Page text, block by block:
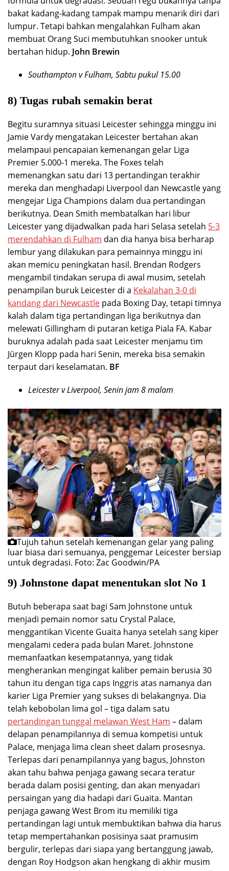
bakat kadang-kadang tampak mampu menarik diri dari
lumpur. Tetapi bahkan mengalahkan Fulham akan
membuat Orang Suci membutuhkan snooker untuk
bertahan hidup. John Brewin
Southampton v Fulham, Sabtu pukul 15.00
8) Tugas rubah semakin berat
Begitu suramnya situasi Leicester sehingga minggu ini
Jamie Vardy mengatakan Leicester bertahan akan
melampaui pencapaian kemenangan gelar Liga
Premier 5.000-1 mereka. The Foxes telah
memenangkan satu dari 13 pertandingan terakhir
mereka dan menghadapi Liverpool dan Newcastle yang
mengejar Liga Champions dalam dua pertandingan
berikutnya. Dean Smith membatalkan hari libur
Leicester yang dijadwalkan pada hari Selasa setelah 5-3
merendahkan di Fulham dan dia hanya bisa berharap
lembur yang dilakukan para pemainnya minggu ini
akan memicu peningkatan hasil. Brendan Rodgers
mengambil tindakan serupa di awal musim, setelah
penampilan buruk Leicester di a Kekalahan 3-0 di
kandang dari Newcastle pada Boxing Day, tetapi timnya
kalah dalam tiga pertandingan liga berikutnya dan
melewati Gillingham di putaran ketiga Piala FA. Kabar
buruknya adalah pada saat Leicester menjamu tim
Jürgen Klopp pada hari Senin, mereka bisa semakin
terpaut dari keselamatan. BF
Leicester v Liverpool, Senin jam 8 malam
Tujuh tahun setelah kemenangan gelar yang paling
luar biasa dari semuanya, penggemar Leicester bersiap
untuk degradasi. Foto: Zac Goodwin/PA
9) Johnstone dapat menentukan slot No 1
Butuh beberapa saat bagi Sam Johnstone untuk
menjadi pemain nomor satu Crystal Palace,
menggantikan Vicente Guaita hanya setelah sang kiper
mengalami cedera pada bulan Maret. Johnstone
memanfaatkan kesempatannya, yang tidak
mengherankan mengingat kaliber pemain berusia 30
tahun itu dengan tiga caps Inggris atas namanya dan
karier Liga Premier yang sukses di belakangnya. Dia
telah kebobolan lima gol – tiga dalam satu
pertandingan tunggal melawan West Ham – dalam
delapan penampilannya di semua kompetisi untuk
Palace, menjaga lima clean sheet dalam prosesnya.
Terlepas dari penampilannya yang bagus, Johnston
akan tahu bahwa penjaga gawang secara teratur
berada dalam posisi genting, dan akan menyadari
persaingan yang dia hadapi dari Guaita. Mantan
penjaga gawang West Brom itu memiliki tiga
pertandingan lagi untuk membuktikan bahwa dia harus
tetap mempertahankan posisinya saat pramusim
bergulir, terlepas dari siapa yang bertanggung jawab,
dengan Roy Hodgson akan hengkang di akhir musim